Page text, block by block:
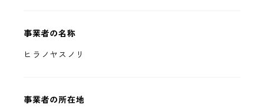
事業者の名称
ヒラノヤスノリ
事業者の所在地